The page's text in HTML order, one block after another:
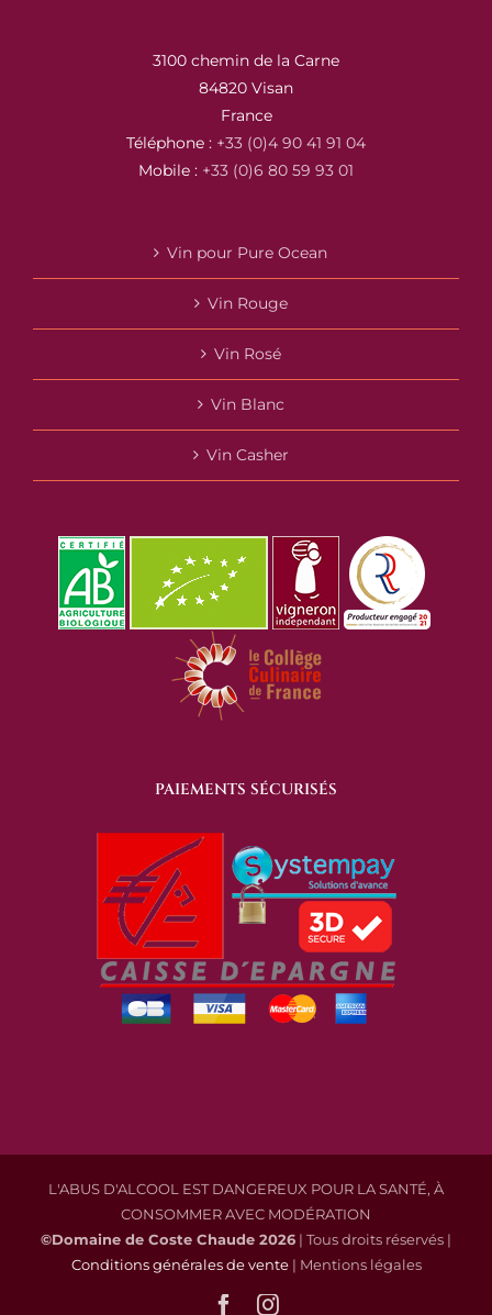
3100 chemin de la Carne
84820 Visan
France
Téléphone : +33 (0)4 90 41 91 04
Mobile : +33 (0)6 80 59 93 01
Vin pour Pure Ocean
Vin Rouge
Vin Rosé
Vin Blanc
Vin Casher
PAIEMENTS SÉCURISÉS
L'ABUS D'ALCOOL EST DANGEREUX POUR LA SANTÉ, À
CONSOMMER AVEC MODÉRATION
©Domaine de Coste Chaude 2026 | Tous droits réservés |
Conditions générales de vente| Mentions légales
FacebookInstagram